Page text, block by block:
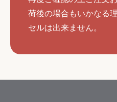
荷後の場合もいかなる
セルは出来ません。